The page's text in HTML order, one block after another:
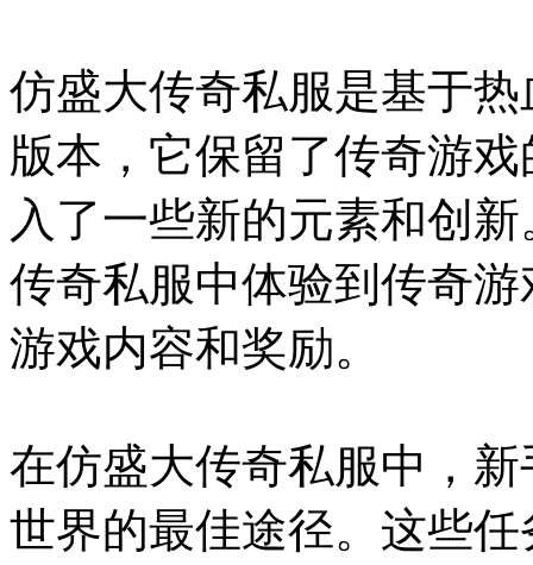
仿盛大传奇私服是基于
版本，它保留了传奇游
入了一些新的元素和创
传奇私服中体验到传奇
游戏内容和奖励。
在仿盛大传奇私服中，
世界的最佳途径。这些